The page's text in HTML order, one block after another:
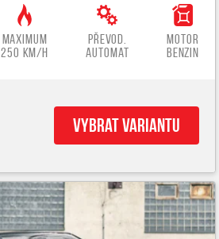
Maximum
250 km/h
Převod.
automat
Motor
benzin
Vybrat variantu